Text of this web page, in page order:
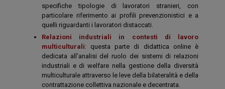
specifiche tipologie di lavoratori stranieri, con
particolare riferimento ai profili prevenzionistici e a
quelli riguardanti i lavoratori distaccati.
Relazioni industriali in contesti di lavoro
multiculturali: questa parte di didattica online è
dedicata all’analisi del ruolo dei sistemi di relazioni
industriali e di welfare nella gestione della diversità
multiculturale attraverso le leve della bilateralità e della
contrattazione collettiva nazionale e decentrata.